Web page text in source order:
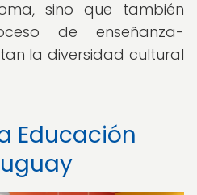
sino que también
de enseñanza-
la diversidad cultural
Educación